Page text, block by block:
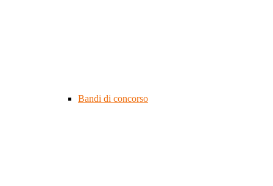
Bandi di concorso